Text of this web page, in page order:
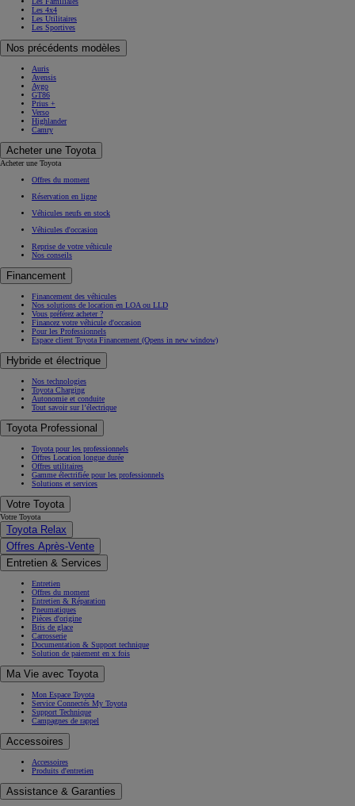
Les 4x4
Les Utilitaires
Les Sportives
Nos précédents modèles
Auris
Avensis
Aygo
GT86
Prius +
Verso
Highlander
Camry
Acheter une Toyota
Acheter une Toyota
Offres du moment
Réservation en ligne
Véhicules neufs en stock
Véhicules d'occasion
Reprise de votre véhicule
Nos conseils
Financement
Financement des véhicules
Nos solutions de location en LOA ou LLD
Vous préférez acheter ?
Financez votre véhicule d'occasion
Pour les Professionnels
Espace client Toyota Financement (Opens in new window)
Hybride et électrique
Nos technologies
Toyota Charging
Autonomie et conduite
Tout savoir sur l’électrique
Toyota Professional
Toyota pour les professionnels
Offres Location longue durée
Offres utilitaires
Gamme électrifiée pour les professionnels
Solutions et services
Votre Toyota
Votre Toyota
Toyota Relax
Offres Après-Vente
Entretien & Services
Entretien
Offres du moment
Entretien & Réparation
Pneumatiques
Pièces d'origine
Bris de glace
Carrosserie
Documentation & Support technique
Solution de paiement en x fois
Ma Vie avec Toyota
Mon Espace Toyota
Service Connectés My Toyota
Support Technique
Campagnes de rappel
Accessoires
Accessoires
Produits d'entretien
Assistance & Garanties